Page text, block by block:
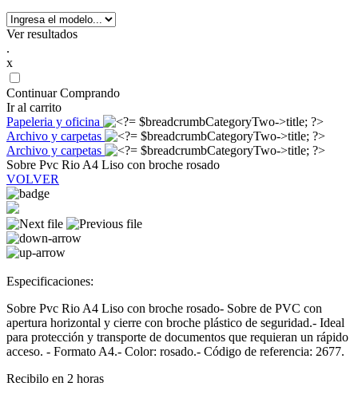
Ver resultados
.
x
Continuar Comprando
Ir al carrito
Papeleria y oficina
Archivo y carpetas
Archivo y carpetas
Sobre Pvc Rio A4 Liso con broche rosado
VOLVER
Especificaciones:
Sobre Pvc Rio A4 Liso con broche rosado- Sobre de PVC con
apertura horizontal y cierre con broche plástico de seguridad.- Ideal
para protección y transporte de documentos que requieran un rápido
acceso. - Formato A4.- Color: rosado.- Código de referencia: 2677.
Recibilo en 2 horas